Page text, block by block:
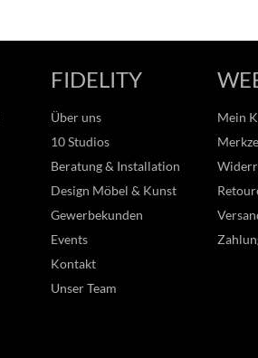
FIDELITY
Über uns
10 Studios
Beratung & Installation
Design Möbel & Kunst
Gewerbekunden
Events
Kontakt
Unser Team
Mein